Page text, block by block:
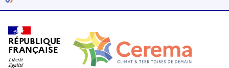
RÉPUBLIQUE
FRANÇAISE